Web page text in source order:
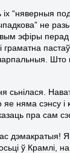
“няверныя
не
эфіры
граматна
Што
сьнілася.
яе няма сэнсу
пра сам
дэмакратыя!
ў Крамлі,